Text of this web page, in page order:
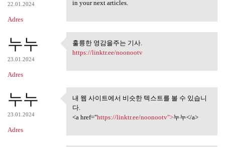
22.01.2024
Adres
in your next articles.
누누
23.01.2024
Adres
훌륭한 영감을주는 기사.
훌륭한 영감을주는 기사.
https://linktr.ee/noonootv
누누
23.01.2024
Adres
내 웹 사이트에서 비슷한 텍스트
를 볼 수 있습니다.
내 웹 사이트에서 비슷한 텍스트를 볼 수 있습니
다.
<a href="https://linktr.ee/noonootv">누누</a>